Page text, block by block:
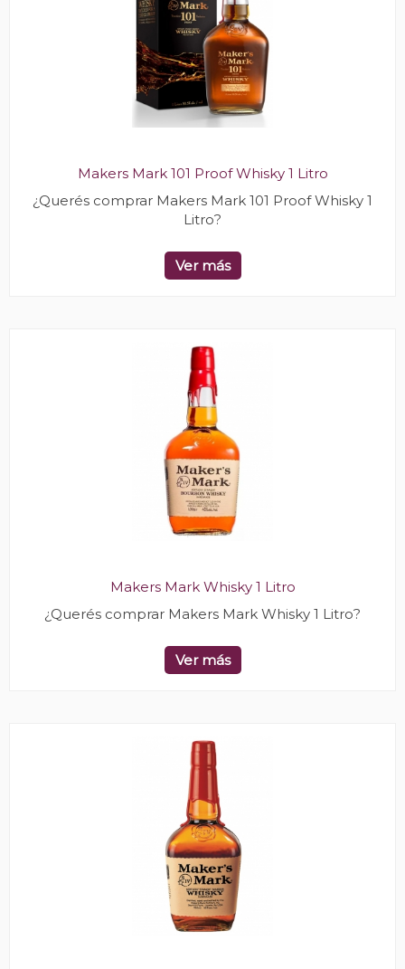
Makers Mark 101 Proof Whisky 1 Litro
¿Querés comprar Makers Mark 101 Proof Whisky 1
Litro?
Ver más
Makers Mark Whisky 1 Litro
¿Querés comprar Makers Mark Whisky 1 Litro?
Ver más